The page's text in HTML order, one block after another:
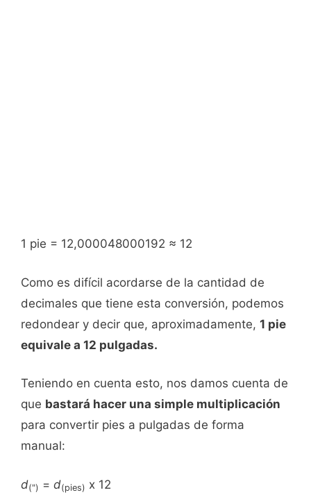
1 pie = 12,000048000192 ≈ 12
Como es difícil acordarse de la cantidad de
decimales que tiene esta conversión, podemos
redondear y decir que, aproximadamente, 1 pie
equivale a 12 pulgadas.
Teniendo en cuenta esto, nos damos cuenta de
que bastará hacer una simple multiplicación
para convertir pies a pulgadas de forma
manual:
d(") = d(pies) x 12